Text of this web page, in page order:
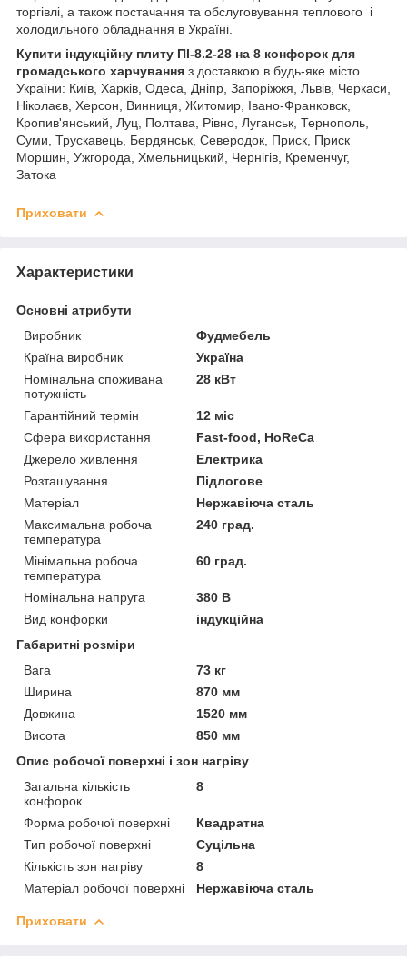
торгівлі, а також постачання та обслуговування теплового і
холодильного обладнання в Україні.
Купити індукційну плиту ПІ-8.2-28 на 8 конфорок для
громадського харчування з доставкою в будь-яке місто
України: Київ, Харків, Одеса, Дніпр, Запоріжжя, Львів, Черкаси,
Ніколаєв, Херсон, Винниця, Житомир, Івано-Франковск,
Кропив'янський, Луц, Полтава, Рівно, Луганськ, Тернополь,
Суми, Трускавець, Бердянськ, Северодок, Приск, Приск
Моршин, Ужгорода, Хмельницький, Чернігів, Кременчуг,
Затока
Приховати
Характеристики
Основні атрибути
Виробник
Фудмебель
Країна виробник
Україна
Номінальна споживана
потужність
28 кВт
Гарантійний термін
12 міс
Сфера використання
Fast-food, HoReCa
Джерело живлення
Електрика
Розташування
Підлогове
Матеріал
Нержавіюча сталь
Максимальна робоча
температура
240 град.
Мінімальна робоча
температура
60 град.
Номінальна напруга
380 В
Вид конфорки
індукційна
Габаритні розміри
Вага
73 кг
Ширина
870 мм
Довжина
1520 мм
Висота
850 мм
Опис робочої поверхні і зон нагріву
Загальна кількість
конфорок
8
Форма робочої поверхні
Квадратна
Тип робочої поверхні
Суцільна
Кількість зон нагріву
8
Матеріал робочої поверхні
Нержавіюча сталь
Приховати